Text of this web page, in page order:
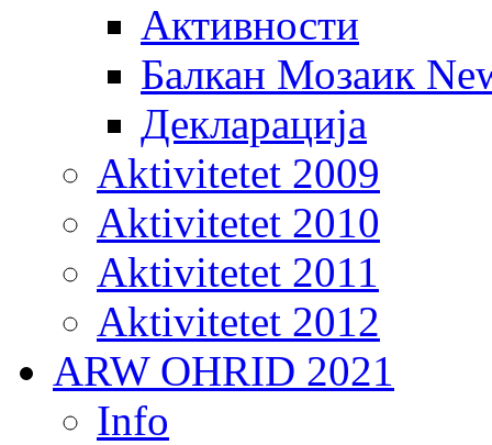
Активности
Балкан Мозаик
Декларација
Aktivitetet 2009
Aktivitetet 2010
Aktivitetet 2011
Aktivitetet 2012
ARW OHRID 2021
Info